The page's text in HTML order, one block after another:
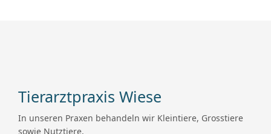
Tierarztpraxis Wiese
In unseren Praxen behandeln wir Kleintiere, Grosstiere
sowie Nutztiere.